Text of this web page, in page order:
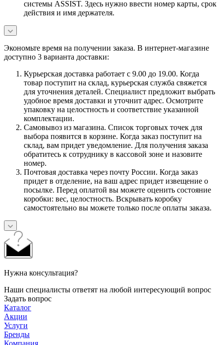
системы ASSIST. Здесь нужно ввести номер карты, срок
действия и имя держателя.
Экономьте время на получении заказа. В интернет-магазине
доступно 3 варианта доставки:
Курьерская доставка работает с 9.00 до 19.00. Когда
товар поступит на склад, курьерская служба свяжется
для уточнения деталей. Специалист предложит выбрать
удобное время доставки и уточнит адрес. Осмотрите
упаковку на целостность и соответствие указанной
комплектации.
Самовывоз из магазина. Список торговых точек для
выбора появится в корзине. Когда заказ поступит на
склад, вам придет уведомление. Для получения заказа
обратитесь к сотруднику в кассовой зоне и назовите
номер.
Почтовая доставка через почту России. Когда заказ
придет в отделение, на ваш адрес придет извещение о
посылке. Перед оплатой вы можете оценить состояние
коробки: вес, целостность. Вскрывать коробку
самостоятельно вы можете только после оплаты заказа.
Нужна консультация?
Наши специалисты ответят на любой интересующий вопрос
Задать вопрос
Каталог
Акции
Услуги
Бренды
Компания